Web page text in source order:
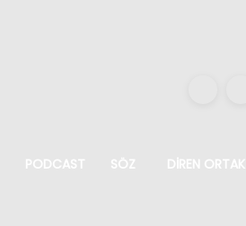
PODCAST SÖZ DIREN ORTAK